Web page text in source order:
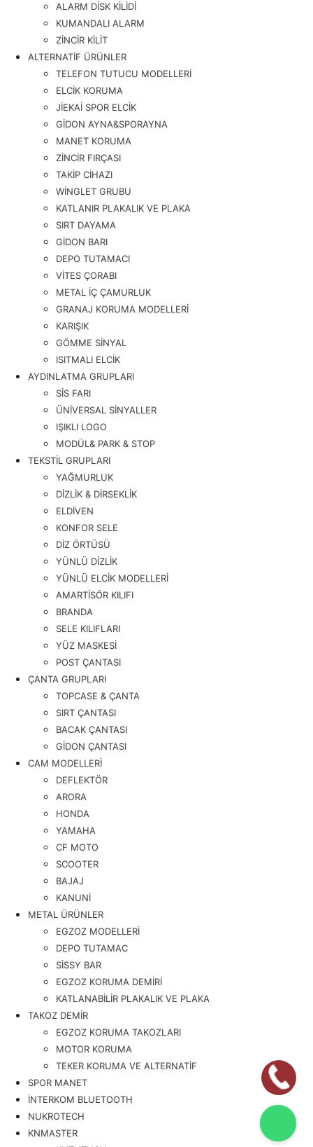
ALARM DİSK KİLİDİ
KUMANDALI ALARM
ZİNCİR KİLİT
ALTERNATİF ÜRÜNLER
TELEFON TUTUCU MODELLERİ
ELCİK KORUMA
JİEKAİ SPOR ELCİK
GİDON AYNA&SPORAYNA
MANET KORUMA
ZİNCİR FIRÇASI
TAKİP CİHAZI
WİNGLET GRUBU
KATLANIR PLAKALIK VE PLAKA
SIRT DAYAMA
GİDON BARI
DEPO TUTAMACI
VİTES ÇORABI
METAL İÇ ÇAMURLUK
GRANAJ KORUMA MODELLERİ
KARIŞIK
GÖMME SİNYAL
ISITMALI ELCİK
AYDINLATMA GRUPLARI
SİS FARI
ÜNİVERSAL SİNYALLER
IŞIKLI LOGO
MODÜL& PARK & STOP
TEKSTİL GRUPLARI
YAĞMURLUK
DİZLİK & DİRSEKLİK
ELDİVEN
KONFOR SELE
DİZ ÖRTÜSÜ
YÜNLÜ DİZLİK
YÜNLÜ ELCİK MODELLERİ
AMARTİSÖR KILIFI
BRANDA
SELE KILIFLARI
YÜZ MASKESİ
POST ÇANTASI
ÇANTA GRUPLARI
TOPCASE & ÇANTA
SIRT ÇANTASI
BACAK ÇANTASI
GİDON ÇANTASI
CAM MODELLERİ
DEFLEKTÖR
ARORA
HONDA
YAMAHA
CF MOTO
SCOOTER
BAJAJ
KANUNİ
METAL ÜRÜNLER
EGZOZ MODELLERİ
DEPO TUTAMAC
SİSSY BAR
EGZOZ KORUMA DEMİRİ
KATLANABİLİR PLAKALIK VE PLAKA
TAKOZ DEMİR
EGZOZ KORUMA TAKOZLARI
MOTOR KORUMA
TEKER KORUMA VE ALTERNATİF
SPOR MANET
İNTERKOM BLUETOOTH
NUKROTECH
KNMASTER